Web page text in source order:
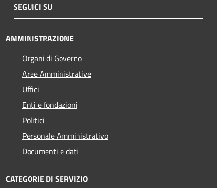
SEGUICI SU
AMMINISTRAZIONE
Organi di Governo
Aree Amministrative
Uffici
Enti e fondazioni
Politici
Personale Amministrativo
Documenti e dati
CATEGORIE DI SERVIZIO